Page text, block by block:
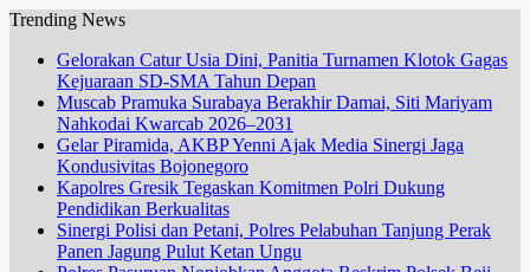
Trending News
Gelorakan Catur Usia Dini, Panitia Turnamen Klotok Gagas
Kejuaraan SD-SMA Tahun Depan
Muscab Pramuka Surabaya Berakhir Damai, Siti Mariyam
Nahkodai Kwarcab 2026–2031
Gelar Piramida, AKBP Yenni Ajak Media Sinergi Jaga
Kondusivitas Bojonegoro
Kapolres Gresik Tegaskan Komitmen Polri Dukung
Pendidikan Berkualitas
Sinergi Polisi dan Petani, Polres Pelabuhan Tanjung Perak
Panen Jagung Pulut Ketan Ungu